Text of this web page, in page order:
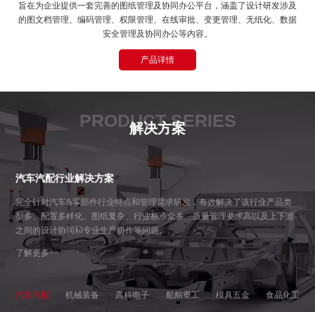
旨在为企业提供一套完善的图纸管理及协同办公平台，涵盖了设计研发涉及
的图文档管理、编码管理、权限管理、在线审批、变更管理、无纸化、数据
安全管理及协同办公等内容。
产品详情
PRODUCT SERIES
解决方案
汽车汽配行业解决方案
完全针对汽车&零部件行业特点和管理需求研发，有效解决了该行业产品类
型多、配置多样化、图纸复杂、行业标准众多、质量管理要求高以及上下游
之间的设计协同和专业生产协作等问题。
了解更多>>
汽车汽配 机械装备 高科电子 船舶重工 模具五金 食品化工